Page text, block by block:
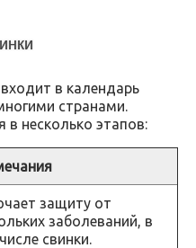
в календарь
странами.
несколько этапов:
защиту от
заболеваний, в
свинки.